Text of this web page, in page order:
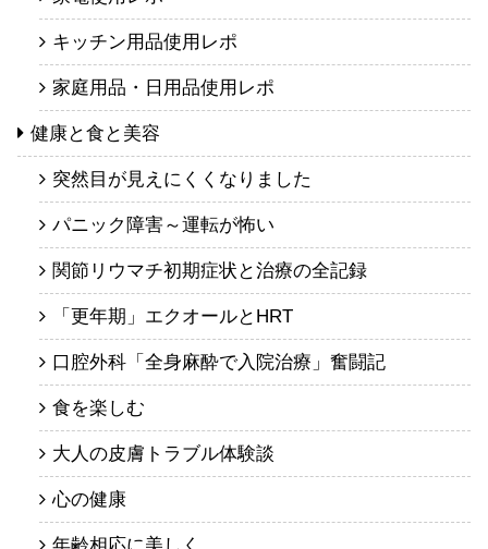
キッチン用品使用レポ
家庭用品・日用品使用レポ
健康と食と美容
突然目が見えにくくなりました
パニック障害～運転が怖い
関節リウマチ初期症状と治療の全記録
「更年期」エクオールとHRT
口腔外科「全身麻酔で入院治療」奮闘記
食を楽しむ
大人の皮膚トラブル体験談
心の健康